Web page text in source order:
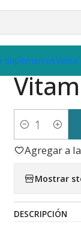
Suplementos
|
Cantidad
Agregar a
Mostrar
DESCRIPCIÓN